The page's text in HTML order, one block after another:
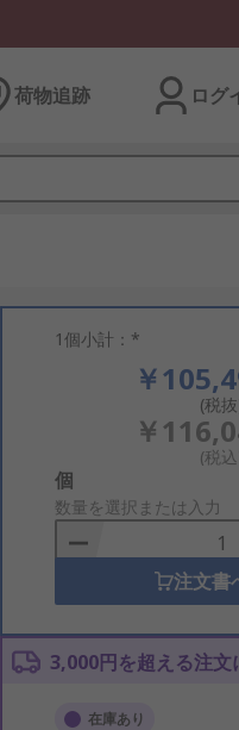
荷物追跡 ログ
1個小計：*
￥
(税
￥
(税
Add
to
Basket
個
数量を選択または入力
注文書
3,000円を超える注
在庫あり